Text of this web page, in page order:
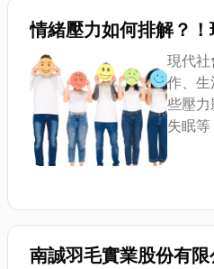
情緒壓力如何排解？
大、身心失衡？如何
現代
作、
些壓力
失眠
來源
何排
南誠羽毛實業股份有限